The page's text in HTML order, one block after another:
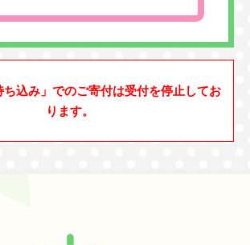
込み」でのご寄付は受付を停止してお
ります。